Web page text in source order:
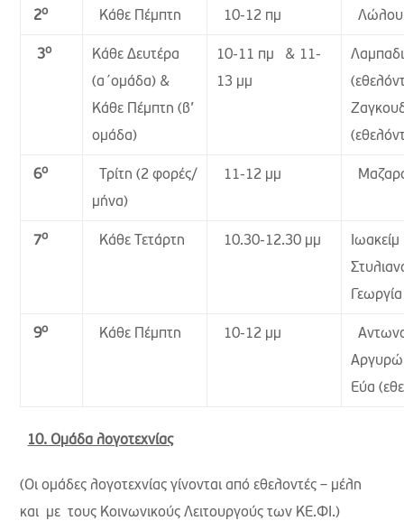
2ο Κάθε Πέμπτη 10-12 πμ Λώλου
3ο
Κάθε Δευτέρα
(α΄ομάδα) &
Κάθε Πέμπτη (β’
ομάδα)
10-11 πμ & 11-
13 μμ
6ο
Τρίτη (2 φορές/
μήνα)
11-12 μμ
7ο Κάθε Τετάρτη 10.30-12.30 μμ
9ο Κάθε Πέμπτη 10-12 μμ
Αργυρώ,
Εύα
10. Ομάδα λογοτεχνίας
(Οι ομάδες λογοτεχνίας γίνονται από εθελοντές – μέλη
και με τους Κοινωνικούς Λειτουργούς των ΚΕ.ΦΙ.)